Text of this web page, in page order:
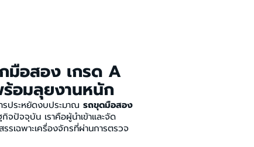
มือสอง เกรด A
อมลุยงานหนัก
ประหยัดงบประมาณ รถขุดมือสอง
ปัจจุบัน เราคือผู้นำเข้าและจัด
เฉพาะเครื่องจักรที่ผ่านการตรวจ